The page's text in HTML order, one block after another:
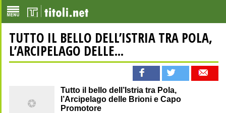
TUTTO IL BELLO DELL’ISTRIA TRA POLA,
L’ARCIPELAGO DELLE...
Tutto il bello dell’Istria tra Pola,
l’Arcipelago delle Brioni e Capo
Promotore